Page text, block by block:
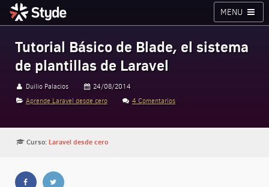
Styde.net
MENU
Tutorial Básico de Blade, el sistema
de plantillas de Laravel
Duilio Palacios
24/08/2014
Aprende Laravel desde cero
4 Comentarios
Curso:Laravel desde cero